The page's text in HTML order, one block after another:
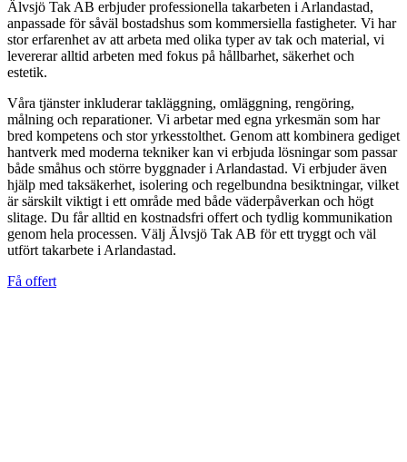
Älvsjö Tak AB erbjuder professionella takarbeten i Arlandastad,
anpassade för såväl bostadshus som kommersiella fastigheter. Vi har
stor erfarenhet av att arbeta med olika typer av tak och material, vi
levererar alltid arbeten med fokus på hållbarhet, säkerhet och
estetik.
Våra tjänster inkluderar takläggning, omläggning, rengöring,
målning och reparationer. Vi arbetar med egna yrkesmän som har
bred kompetens och stor yrkesstolthet. Genom att kombinera gediget
hantverk med moderna tekniker kan vi erbjuda lösningar som passar
både småhus och större byggnader i Arlandastad. Vi erbjuder även
hjälp med taksäkerhet, isolering och regelbundna besiktningar, vilket
är särskilt viktigt i ett område med både väderpåverkan och högt
slitage. Du får alltid en kostnadsfri offert och tydlig kommunikation
genom hela processen. Välj Älvsjö Tak AB för ett tryggt och väl
utfört takarbete i Arlandastad.
Få offert